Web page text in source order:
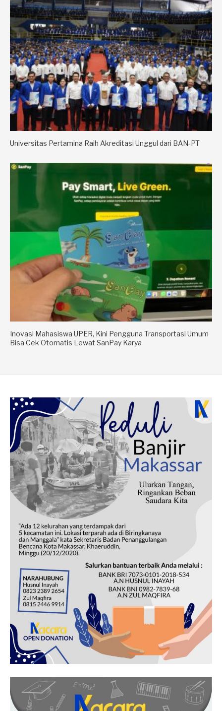
Universitas Pertamina Raih Akreditasi Unggul dari BAN-PT
Inovasi Mahasiswa UPER, Kini Pengguna Transportasi Umum
Bisa Cek Otomatis Lewat SanPay Karya